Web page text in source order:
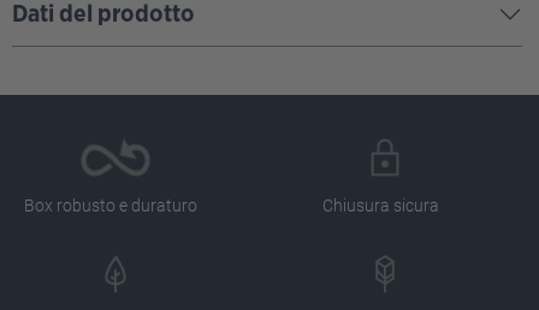
Dati del prodotto
Box robusto e duraturo Chiusura sicura